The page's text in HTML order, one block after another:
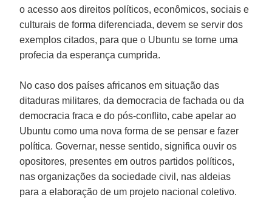
o acesso aos direitos políticos, econômicos, sociais e
culturais de forma diferenciada, devem se servir dos
exemplos citados, para que o Ubuntu se torne uma
profecia da esperança cumprida.
No caso dos países africanos em situação das
ditaduras militares, da democracia de fachada ou da
democracia fraca e do pós-conflito, cabe apelar ao
Ubuntu como uma nova forma de se pensar e fazer
política. Governar, nesse sentido, significa ouvir os
opositores, presentes em outros partidos políticos,
nas organizações da sociedade civil, nas aldeias
para a elaboração de um projeto nacional coletivo.